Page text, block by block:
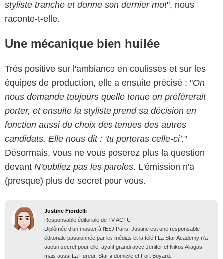
styliste tranche et donne son dernier mot", nous
raconte-t-elle.
Une mécanique bien huilée
Très positive sur l'ambiance en coulisses et sur les
équipes de production, elle a ensuite précisé : "On
nous demande toujours quelle tenue on préfèrerait
porter, et ensuite la styliste prend sa décision en
fonction aussi du choix des tenues des autres
candidats. Elle nous dit : ‘tu porteras celle-ci’."
Désormais, vous ne vous poserez plus la question
devant N'oubliez pas les paroles. L'émission n'a
(presque) plus de secret pour vous.
Justine Fiordelli
Responsable éditoriale de TV ACTU
Diplômée d’un master à l’ESJ Paris, Justine est une responsable
éditoriale passionnée par les médias et la télé ! La Star Academy n’a
aucun secret pour elle, ayant grandi avec Jenifer et Nikos Aliagas,
mais aussi La Fureur, Star à domicile et Fort Boyard.